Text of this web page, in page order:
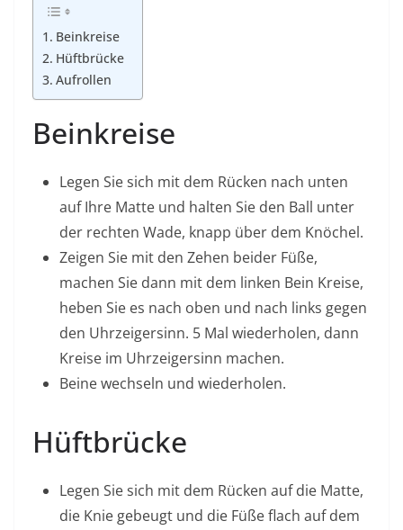
Beinkreise
Hüftbrücke
Aufrollen
Beinkreise
Legen Sie sich mit dem Rücken nach unten
auf Ihre Matte und halten Sie den Ball unter
der rechten Wade, knapp über dem Knöchel.
Zeigen Sie mit den Zehen beider Füße,
machen Sie dann mit dem linken Bein Kreise,
heben Sie es nach oben und nach links gegen
den Uhrzeigersinn. 5 Mal wiederholen, dann
Kreise im Uhrzeigersinn machen.
Beine wechseln und wiederholen.
Hüftbrücke
Legen Sie sich mit dem Rücken auf die Matte,
die Knie gebeugt und die Füße flach auf dem